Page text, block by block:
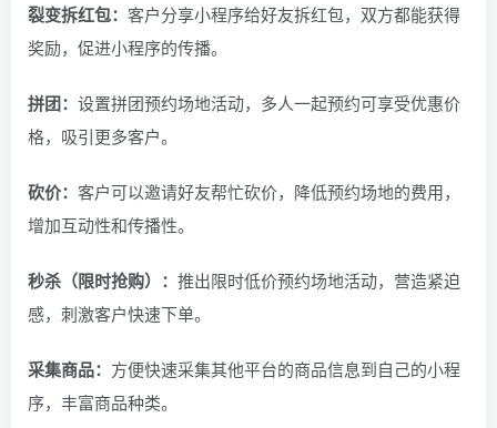
裂变拆红包： 客户分享小程序给好友拆红包，双方都能获得
奖励，促进小程序的传播。
拼团： 设置拼团预约场地活动，多人一起预约可享受优惠价
格，吸引更多客户。
砍价： 客户可以邀请好友帮忙砍价，降低预约场地的费用，
增加互动性和传播性。
秒杀（限时抢购）： 推出限时低价预约场地活动，营造紧迫
感，刺激客户快速下单。
采集商品： 方便快速采集其他平台的商品信息到自己的小程
序，丰富商品种类。